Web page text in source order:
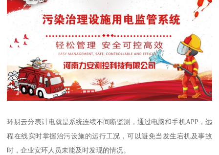
环易云分表计电就是系统连续不间断监测，通过电脑和手机APP，远
程在线实时掌握治污设施的运行工况，可以避免当发生宕机及事故
时，企业安环人员未能及时发现的情况。